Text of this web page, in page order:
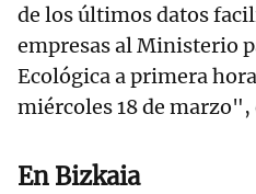
de los últimos datos
empresas al Ministerio
Ecológica a primera
miércoles 18 de
En Bizkaia